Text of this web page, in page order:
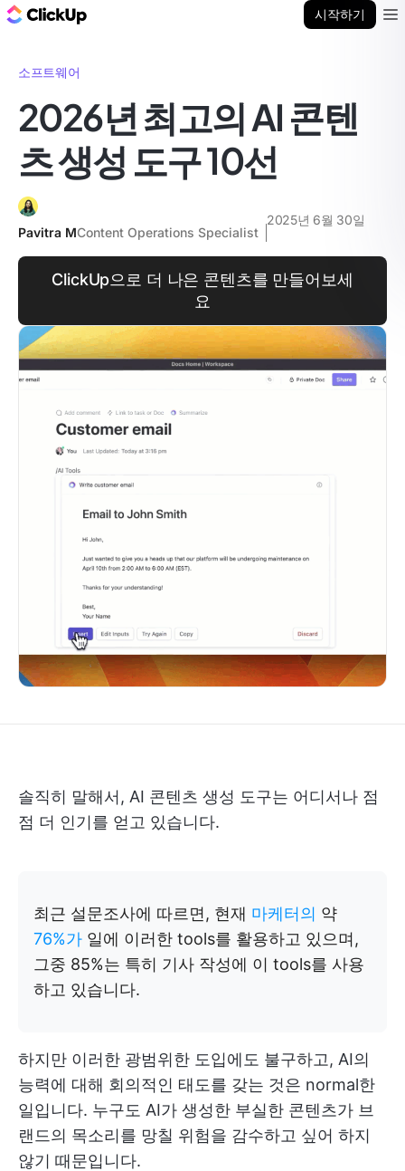
시작하기
소프트웨어
2026년 최고의 AI 콘텐
츠 생성 도구 10선
Pavitra MContent Operations Specialist
2025년 6월 30일
ClickUp으로 더 나은 콘텐츠를 만들어보세
요
솔직히 말해서, AI 콘텐츠 생성 도구는 어디서나 점
점 더 인기를 얻고 있습니다.
최근 설문조사에 따르면, 현재 마케터의 약
76%가 일에 이러한 tools를 활용하고 있으며,
그중 85%는 특히 기사 작성에 이 tools를 사용
하고 있습니다.
하지만 이러한 광범위한 도입에도 불구하고, AI의
능력에 대해 회의적인 태도를 갖는 것은 normal한
일입니다. 누구도 AI가 생성한 부실한 콘텐츠가 브
랜드의 목소리를 망칠 위험을 감수하고 싶어 하지
않기 때문입니다.